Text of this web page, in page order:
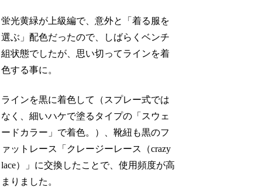
蛍光黄緑が上級編で、意外と「着る服を
選ぶ」配色だったので、しばらくベンチ
組状態でしたが、思い切ってラインを着
色する事に。
ラインを黒に着色して（スプレー式では
なく、細いハケで塗るタイプの「スウェ
ードカラー」で着色。）、靴紐も黒のフ
ァットレース「クレージーレース（crazy
lace）」に交換したことで、使用頻度が高
まりました。